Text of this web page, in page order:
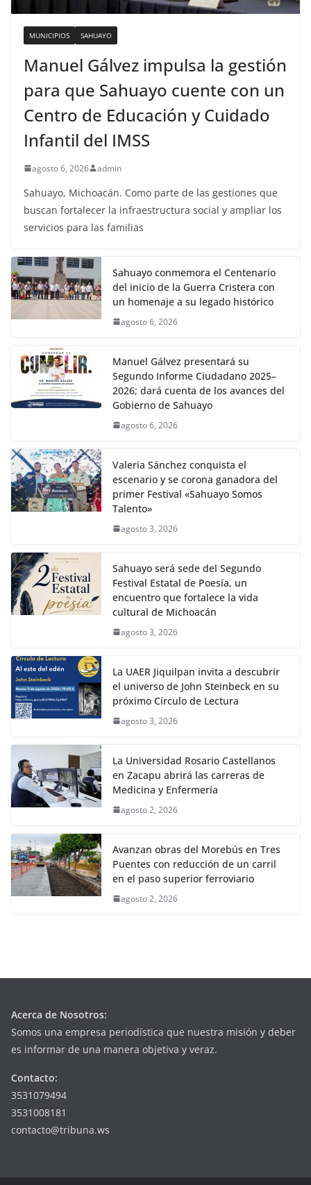
MUNICIPIOS SAHUAYO
Manuel Gálvez impulsa la gestión
para que Sahuayo cuente con un
Centro de Educación y Cuidado
Infantil del IMSS
agosto 6, 2026 admin
Sahuayo, Michoacán. Como parte de las gestiones que
buscan fortalecer la infraestructura social y ampliar los
servicios para las familias
Sahuayo conmemora el Centenario
del inicio de la Guerra Cristera con
un homenaje a su legado histórico
agosto 6, 2026
Manuel Gálvez presentará su
Segundo Informe Ciudadano 2025–
2026; dará cuenta de los avances del
Gobierno de Sahuayo
agosto 6, 2026
Valeria Sánchez conquista el
escenario y se corona ganadora del
primer Festival «Sahuayo Somos
Talento»
agosto 3, 2026
Sahuayo será sede del Segundo
Festival Estatal de Poesía, un
encuentro que fortalece la vida
cultural de Michoacán
agosto 3, 2026
La UAER Jiquilpan invita a descubrir
el universo de John Steinbeck en su
próximo Círculo de Lectura
agosto 3, 2026
La Universidad Rosario Castellanos
en Zacapu abrirá las carreras de
Medicina y Enfermería
agosto 2, 2026
Avanzan obras del Morebús en Tres
Puentes con reducción de un carril
en el paso superior ferroviario
agosto 2, 2026
Acerca de Nosotros:
Somos una empresa periodística que nuestra misión y deber
es informar de una manera objetiva y veraz.
Contacto:
3531079494
3531008181
contacto@tribuna.ws